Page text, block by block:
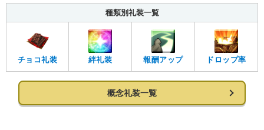
種類別礼装一覧
チョコ礼装 絆礼装 報酬アップ ドロップ率
概念礼装一覧